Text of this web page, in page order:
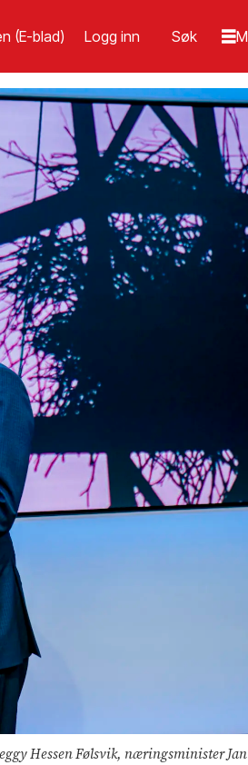
(E-blad) Logg inn
Hessen Følsvik, næringsminister Jan